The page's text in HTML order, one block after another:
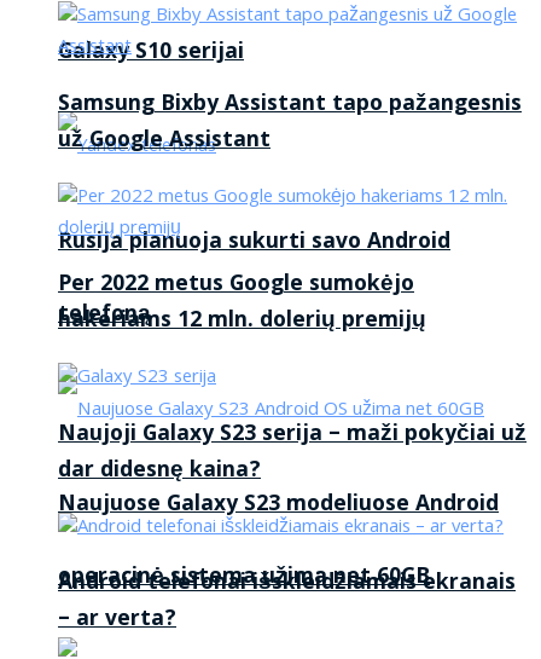
Galaxy S10 serijai
Rusija planuoja sukurti savo Android
telefoną
Naujuose Galaxy S23 modeliuose Android
operacinė sistema užima net 60GB
Samsung Bixby Assistant tapo pažangesnis
už Google Assistant
Per 2022 metus Google sumokėjo
hakeriams 12 mln. dolerių premijų
Naujoji Galaxy S23 serija – maži pokyčiai už
dar didesnę kaina?
Android telefonai išskleidžiamais ekranais
– ar verta?